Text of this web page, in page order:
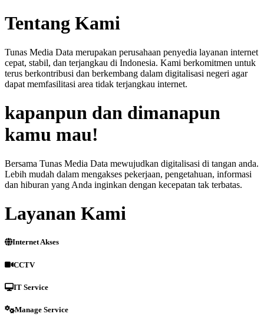
Tentang Kami
Tunas Media Data merupakan perusahaan penyedia layanan internet
cepat, stabil, dan terjangkau di Indonesia. Kami berkomitmen untuk
terus berkontribusi dan berkembang dalam digitalisasi negeri agar
dapat memfasilitasi area tidak terjangkau internet.
kapanpun dan dimanapun
kamu mau!
Bersama Tunas Media Data mewujudkan digitalisasi di tangan anda.
Lebih mudah dalam mengakses pekerjaan, pengetahuan, informasi
dan hiburan yang Anda inginkan dengan kecepatan tak terbatas.
Layanan Kami
Internet Akses
CCTV
IT Service
Manage Service